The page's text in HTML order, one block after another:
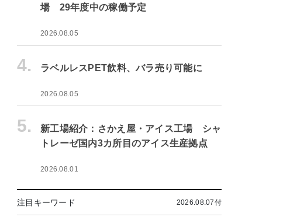
場 29年度中の稼働予定
2026.08.05
4. ラベルレスPET飲料、バラ売り可能に
2026.08.05
5.
新工場紹介：さかえ屋・アイス工場 シャ
トレーゼ国内3カ所目のアイス生産拠点
2026.08.01
注目キーワード 2026.08.07付